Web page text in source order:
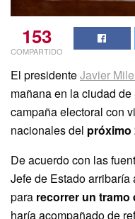
153
COMPARTIDO
El presidenteJavier
mañana en la ciudad
campaña electoral con
nacionales del próximo
De acuerdo con las
Jefe de Estado
para recorrer un tramo
haría acompañado de